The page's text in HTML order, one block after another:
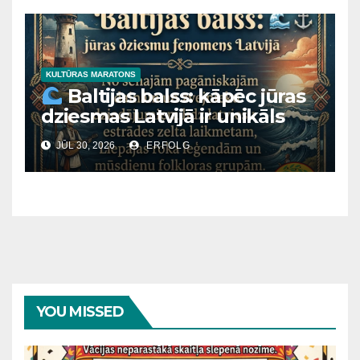
KULTŪRAS MARATONS
Baltijas balss: kāpēc jūras
dziesmas Latvijā ir unikāls
fenomens?
JŪL 30, 2026 ERFOLG
YOU MISSED